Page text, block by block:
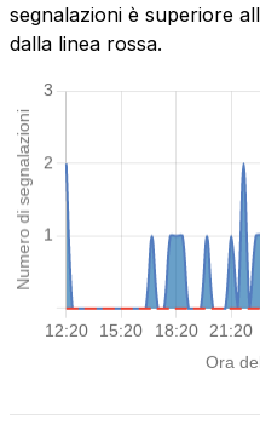
segnalazioni è superiore
dalla linea rossa.